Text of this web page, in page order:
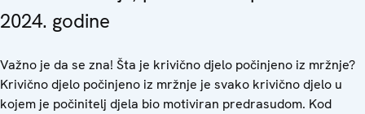
2024. godine
Važno je da se zna! Šta je krivično djelo počinjeno iz mržnje?
Krivično djelo počinjeno iz mržnje je svako krivično djelo u
kojem je počinitelj djela bio motiviran predrasudom. Kod